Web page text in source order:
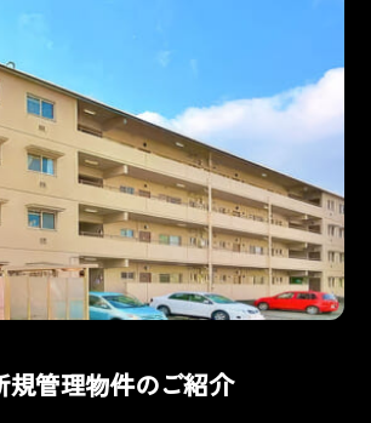
規管理物件のご紹介